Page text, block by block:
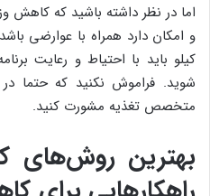
اما در نظر داشته باشید که
کیلو باید با احتیاط و رعایت
شوید. فراموش نکنید که حتما
متخصص تغذیه مشورت کنید.
بهترین روش‌های